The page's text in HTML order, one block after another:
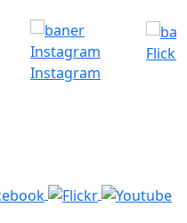
Instagram
Flickr